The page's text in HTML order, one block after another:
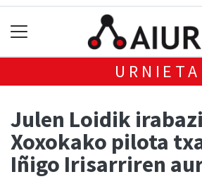
URNIETA
Julen Loidik
Xoxokako pilota
Iñigo Irisarriren